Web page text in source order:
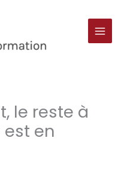
le reste à
en